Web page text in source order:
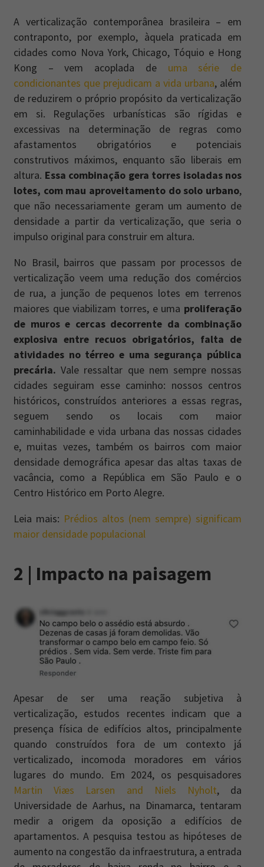
A verticalização contemporânea brasileira – em
contraponto, por exemplo, àquela praticada em
cidades como Nova York, Chicago, Tóquio e Hong
Kong – vem acoplada de uma série de
condicionantes que prejudicam a vida urbana, além
de reduzirem o próprio propósito da verticalização
em si. Regulações urbanísticas são rígidas e
excessivas na determinação de regras como
afastamentos obrigatórios e potenciais
construtivos máximos, enquanto são liberais em
altura. Essa combinação gera torres isoladas nos
lotes, com mau aproveitamento do solo urbano,
que não necessariamente geram um aumento de
densidade a partir da verticalização, que seria o
impulso original para construir em altura.
No Brasil, bairros que passam por processos de
verticalização veem uma redução dos comércios
de rua, a junção de pequenos lotes em terrenos
maiores que viabilizam torres, e uma proliferação
de muros e cercas decorrente da combinação
explosiva entre recuos obrigatórios, falta de
atividades no térreo e uma segurança pública
precária.Vale ressaltar que nem sempre nossas
cidades seguiram esse caminho: nossos centros
históricos, construídos anteriores a essas regras,
seguem sendo os locais com maior
caminhabilidade e vida urbana das nossas cidades
e, muitas vezes, também os bairros com maior
densidade demográfica apesar das altas taxas de
vacância, como a República em São Paulo e o
Centro Histórico em Porto Alegre.
Leia mais: Prédios altos (nem sempre) significam
maior densidade populacional
2 | Impacto na paisagem
Apesar de ser uma reação subjetiva à
verticalização, estudos recentes indicam que a
presença física de edifícios altos, principalmente
quando construídos fora de um contexto já
verticalizado, incomoda moradores em vários
lugares do mundo. Em 2024, os pesquisadores
Martin Viæs Larsen and Niels Nyholt, da
Universidade de Aarhus, na Dinamarca, tentaram
medir a origem da oposição a edifícios de
apartamentos. A pesquisa testou as hipóteses de
aumento na congestão da infraestrutura, a entrada